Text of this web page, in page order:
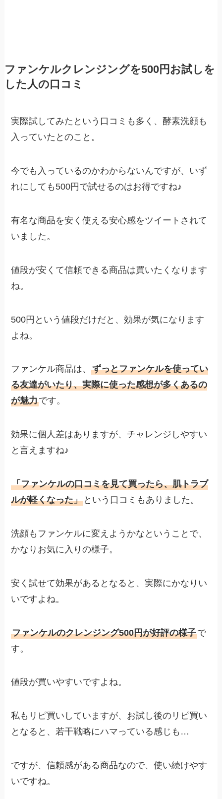
ファンケルクレンジングを500円お試しを
した人の口コミ
実際試してみたという口コミも多く、酵素洗顔も
入っていたとのこと。
今でも入っているのかわからないんですが、いず
れにしても500円で試せるのはお得ですね♪
有名な商品を安く使える安心感をツイートされて
いました。
値段が安くて信頼できる商品は買いたくなります
ね。
500円という値段だけだと、効果が気になります
よね。
ファンケル商品は、ずっとファンケルを使ってい
る友達がいたり、実際に使った感想が多くあるの
が魅力です。
効果に個人差はありますが、チャレンジしやすい
と言えますね♪
「ファンケルの口コミを見て買ったら、肌トラブ
ルが軽くなった」 という口コミもありました。
洗顔もファンケルに変えようかなということで、
かなりお気に入りの様子。
安く試せて効果があるとなると、実際にかなりい
いですよね。
ファンケルのクレンジング500円が好評の様子で
す。
値段が買いやすいですよね。
私もリピ買いしていますが、お試し後のリピ買い
となると、若干戦略にハマっている感じも…
ですが、信頼感がある商品なので、使い続けやす
いですね。